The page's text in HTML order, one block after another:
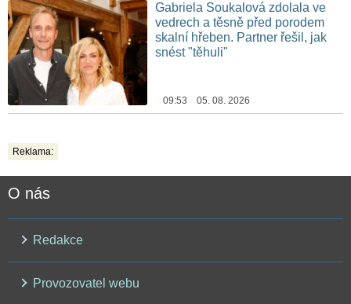
Gabriela Soukalová zdolala ve
vedrech a těsně před porodem
skalní hřeben. Partner řešil, jak
snést "těhuli"
09:53 05. 08. 2026
Reklama:
O nás
Redakce
Provozovatel webu